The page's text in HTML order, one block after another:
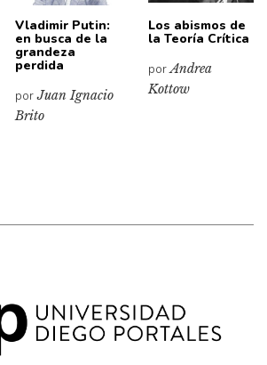
Vladimir Putin:
en busca de la
grandeza
perdida
porJuan Ignacio
Brito
Los abismos de
la Teoría Crítica
porAndrea
Kottow